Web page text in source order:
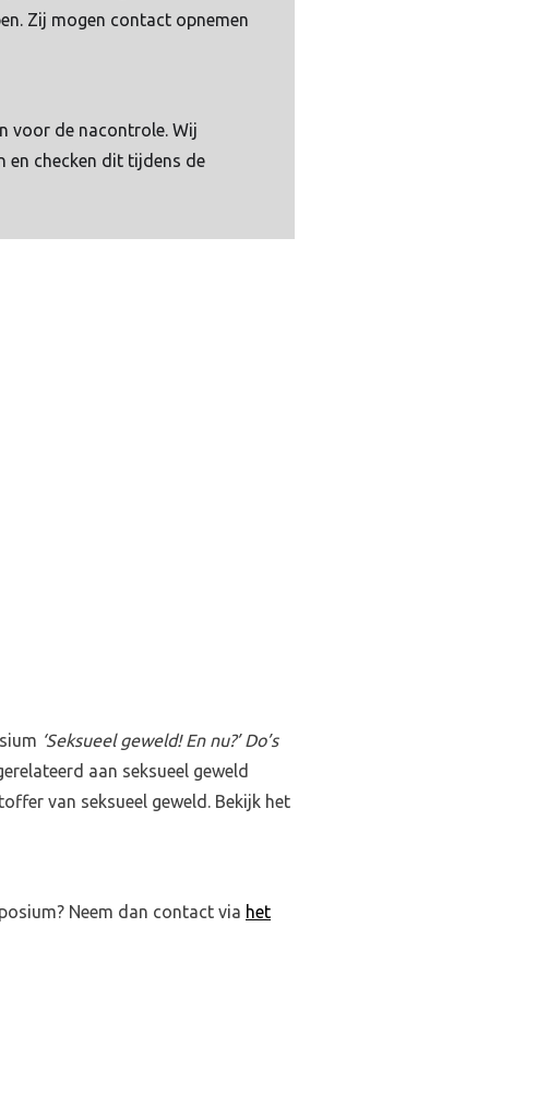
Zij mogen contact opnemen
voor de nacontrole. Wij
en checken dit tijdens de
‘Seksueel geweld! En nu?’ Do’s
aan seksueel geweld
van seksueel geweld. Bekijk het
Neem dan contact via het